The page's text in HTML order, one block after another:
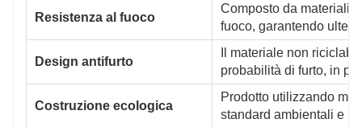
Resistenza al fuoco
Composto da materiali
fuoco, garantendo
Design antifurto
Il materiale non
probabilità di furto, in
Costruzione ecologica
Prodotto utilizzando
standard ambientali e